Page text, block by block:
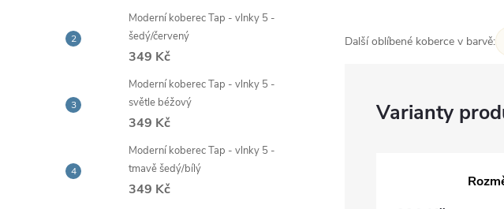
Moderní koberec Tap - vlnky 5 -
šedý/červený
349 Kč
Moderní koberec Tap - vlnky 5 -
světle béžový
349 Kč
Moderní koberec Tap - vlnky 5 -
tmavě šedý/bílý
349 Kč
Další oblíbené koberce v barvě: